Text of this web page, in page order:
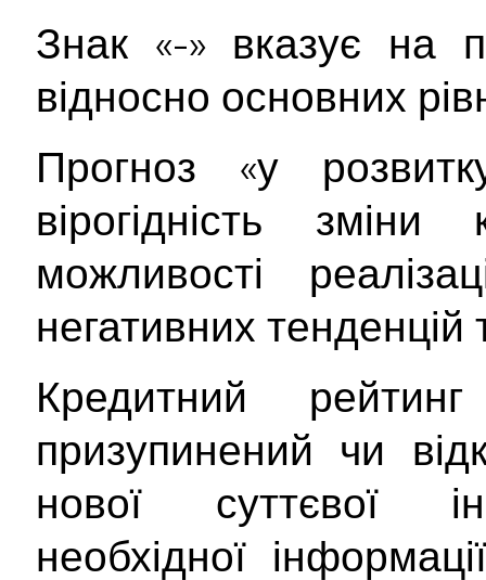
Знак «-» вказує на
відносно основних
Прогноз «у
вірогідність
можливості
негативних тенденцій
Кредитний
призупинений чи
нової суттєвої
необхідної